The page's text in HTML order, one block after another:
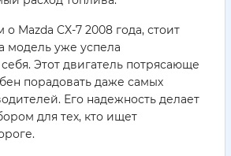
Mazda CX-7 2008 года, стоит
модель уже успела
Этот двигатель потрясающе
порадовать даже самых
Его надежность делает
для тех, кто ищет